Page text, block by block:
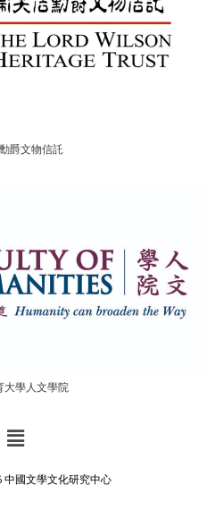
爵文物信託
大學人文學院
中國文學文化研究中心